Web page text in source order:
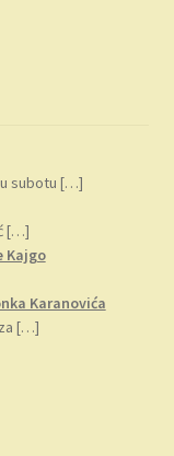
subotu […]
[…]
Kajgo
Karanovića
[…]